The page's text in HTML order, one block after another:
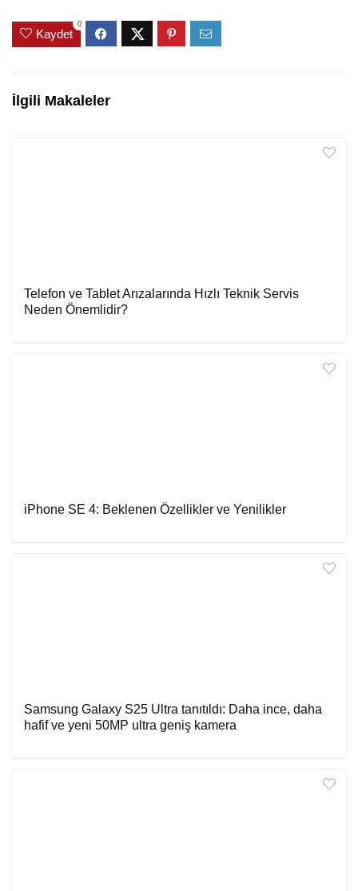
Kaydet
0
İlgili Makaleler
Telefon ve Tablet Arızalarında Hızlı Teknik Servis
Neden Önemlidir?
iPhone SE 4: Beklenen Özellikler ve Yenilikler
Samsung Galaxy S25 Ultra tanıtıldı: Daha ince, daha
hafif ve yeni 50MP ultra geniş kamera